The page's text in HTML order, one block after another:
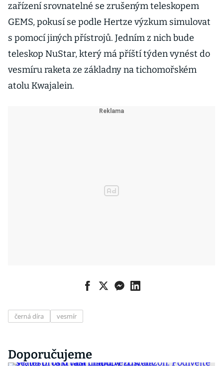
zařízení srovnatelné se zrušeným teleskopem
GEMS, pokusí se podle Hertze výzkum simulovat
s pomocí jiných přístrojů. Jedním z nich bude
teleskop NuStar, který má příští týden vynést do
vesmíru raketa ze základny na tichomořském
atolu Kwajalein.
černá díra vesmír
Doporučujeme